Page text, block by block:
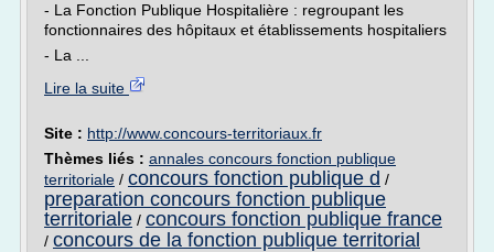
- La Fonction Publique Hospitalière : regroupant les
fonctionnaires des hôpitaux et établissements hospitaliers
- La ...
Lire la suite
Site : http://www.concours-territoriaux.fr
Thèmes liés : annales concours fonction publique
territoriale / concours fonction publique d /
preparation concours fonction publique
territoriale / concours fonction publique france
/ concours de la fonction publique territorial